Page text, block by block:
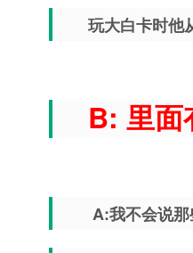
玩大白卡时他
B: 里面
A:我不会说